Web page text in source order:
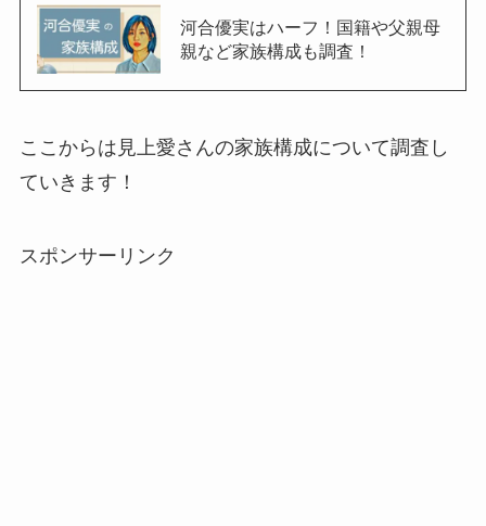
河合優実はハーフ！国籍や父親母
親など家族構成も調査！
ここからは見上愛さんの家族構成について調査し
ていきます！
スポンサーリンク